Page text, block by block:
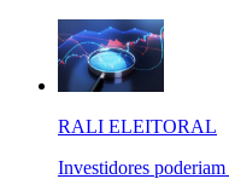
RALI ELEITORAL
Investidores poderiam